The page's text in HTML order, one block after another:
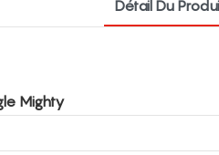
Détail Du
Mighty